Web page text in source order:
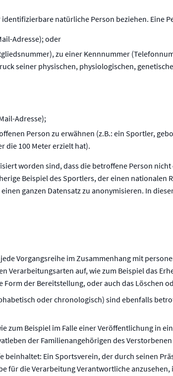
natürliche Person beziehen. Eine
Adresse); oder
zu einer Kennnummer
seiner physischen, physiologischen,
Adresse);
Person zu erwähnen (z.B.: ein Sportler,
die 100 Meter erzielt hat).
worden sind, dass die betroffene Person
Beispiel des Sportlers, der einen nationalen
ganzen Datensatz zu anonymisieren. In
Vorgangsreihe im Zusammenhang mit
Verarbeitungsarten auf, wie zum Beispiel das
der Bereitstellung, oder auch das Löschen
oder chronologisch) sind ebenfalls
zum Beispiel im Falle einer Veröffentlichung in
der Familienangehörigen des
Ein Sportsverein, der durch seinen
die Verarbeitung Verantwortliche anzusehen,